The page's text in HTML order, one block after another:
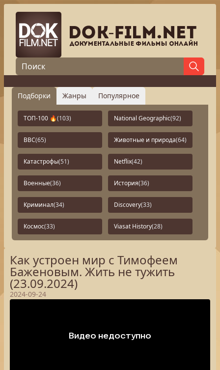
Подборки Жанры Популярное
ТОП-100 🔥(103) National Geographic(92)
BBC(65) Животные и природа(64)
Катастрофы(51) Netflix(42)
Военные(36) История(36)
Криминал(34) Discovery(33)
Космос(33) Viasat History(28)
Как устроен мир с Тимофеем
Баженовым. Жить не тужить
(23.09.2024)
2024-09-24